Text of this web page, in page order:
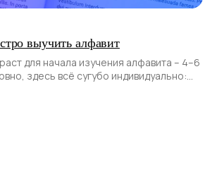
выучить алфавит
для начала изучения алфавита – 4–6
здесь всё сугубо индивидуально: